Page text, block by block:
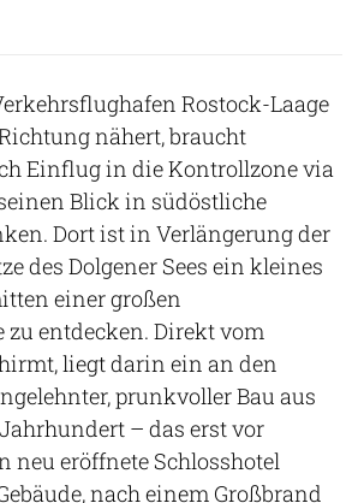
Rostock-Laage
nähert, braucht
Einflug in die Kontrollzone via
Blick in südöstliche
Dort ist in Verlängerung der
des Dolgener Sees ein kleines
einer großen
zu entdecken. Direkt vom
liegt darin ein an den
prunkvoller Bau aus
– das erst vor
neu eröffnete Schlosshotel
nach einem Großbrand